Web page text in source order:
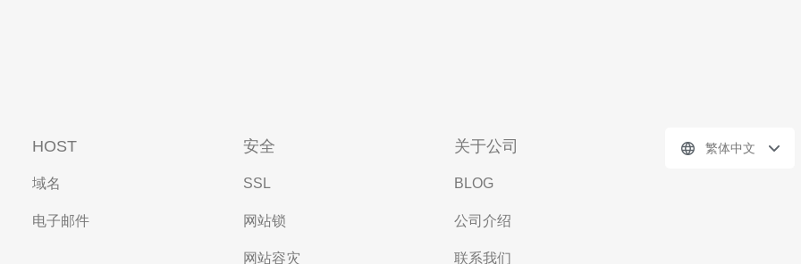
HOST
域名
电子邮件
安全
SSL
网站锁
网站容灾
关于公司
BLOG
公司介绍
联系我们
繁体中文